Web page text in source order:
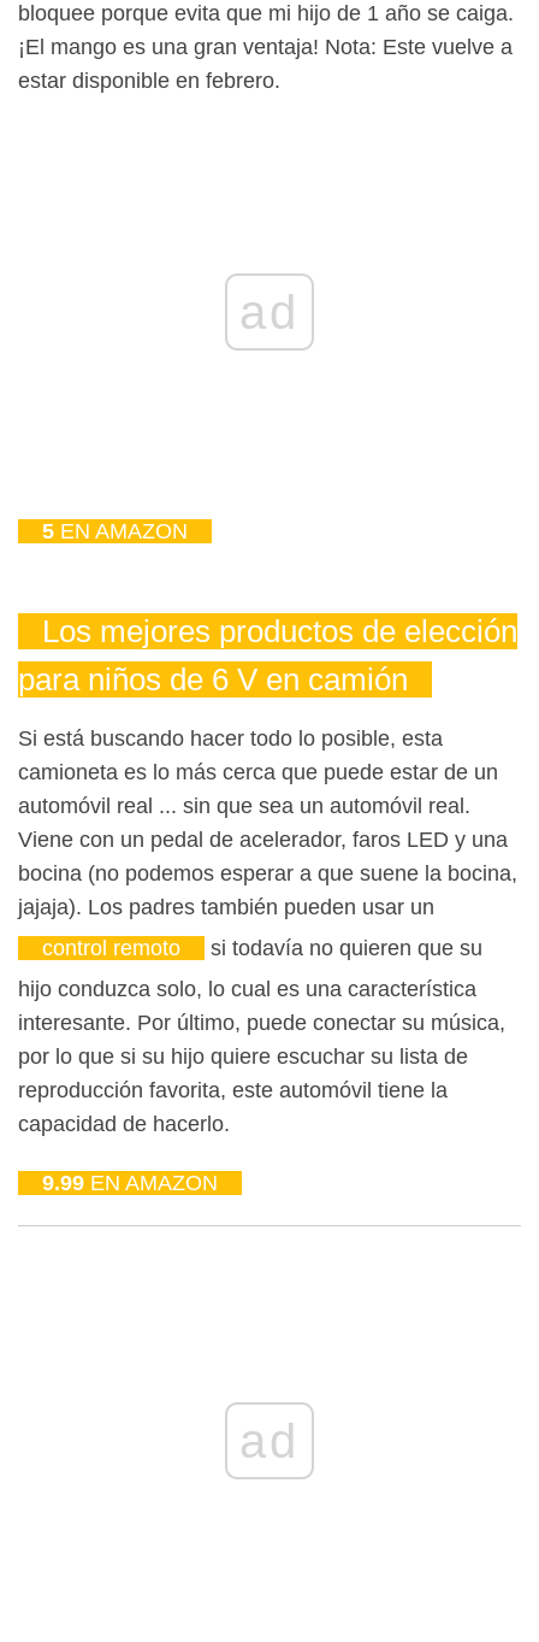
bloquee porque evita que mi hijo de 1 año se caiga.
¡El mango es una gran ventaja! Nota: Este vuelve a
estar disponible en febrero.
ad
5 EN AMAZON
Los mejores productos de elección
para niños de 6 V en camión
Si está buscando hacer todo lo posible, esta
camioneta es lo más cerca que puede estar de un
automóvil real ... sin que sea un automóvil real.
Viene con un pedal de acelerador, faros LED y una
bocina (no podemos esperar a que suene la bocina,
jajaja). Los padres también pueden usar un
control remoto
si todavía no quieren que su
hijo conduzca solo, lo cual es una característica
interesante. Por último, puede conectar su música,
por lo que si su hijo quiere escuchar su lista de
reproducción favorita, este automóvil tiene la
capacidad de hacerlo.
9.99 EN AMAZON
ad